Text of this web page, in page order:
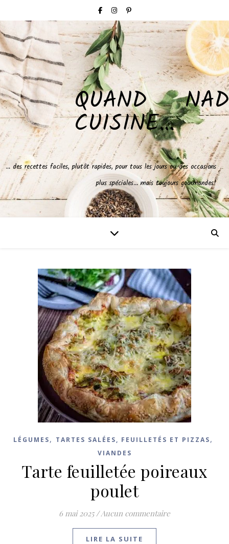
QUAND NAD
CUISINE…
… des recettes faciles, plutôt rapides, pour tous les jours ou des occasions
plus spéciales… mais toujours gourmandes!
LÉGUMES, TARTES SALÉES, FEUILLETÉS ET PIZZAS,
VIANDES
Tarte feuilletée poireaux
poulet
6 mai 2025 /Aucun commentaire
LIRE LA SUITE